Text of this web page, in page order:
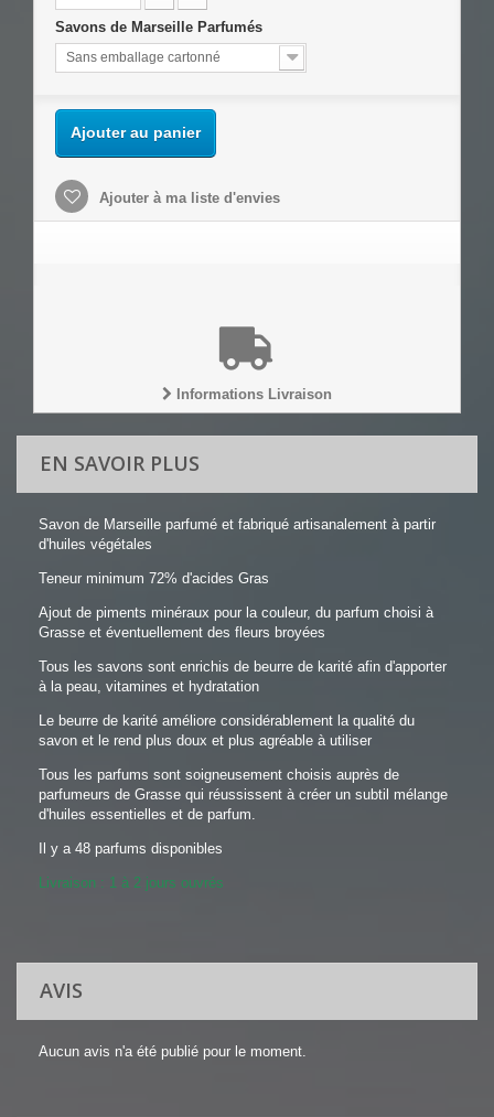
Savons de Marseille Parfumés
Sans emballage cartonné
Ajouter au panier
Ajouter à ma liste d'envies
Informations Livraison
EN SAVOIR PLUS
Savon de Marseille parfumé et fabriqué artisanalement à partir
d'huiles végétales
Teneur minimum 72% d'acides Gras
Ajout de piments minéraux pour la couleur, du parfum choisi à
Grasse et éventuellement des fleurs broyées
Tous les savons sont enrichis de beurre de karité afin d'apporter
à la peau, vitamines et hydratation
Le beurre de karité améliore considérablement la qualité du
savon et le rend plus doux et plus agréable à utiliser
Tous les parfums sont soigneusement choisis auprès de
parfumeurs de Grasse qui réussissent à créer un subtil mélange
d'huiles essentielles et de parfum.
Il y a 48 parfums disponibles
Livraison : 1 à 2 jours ouvrés
AVIS
Aucun avis n'a été publié pour le moment.